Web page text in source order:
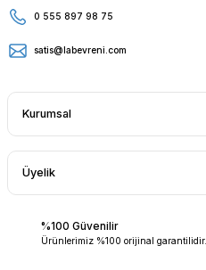
0 555 897 98 75
satis@labevreni.com
Kurumsal
Üyelik
%100 Güvenilir
Ürünlerimiz %100 orijinal garantilidir.